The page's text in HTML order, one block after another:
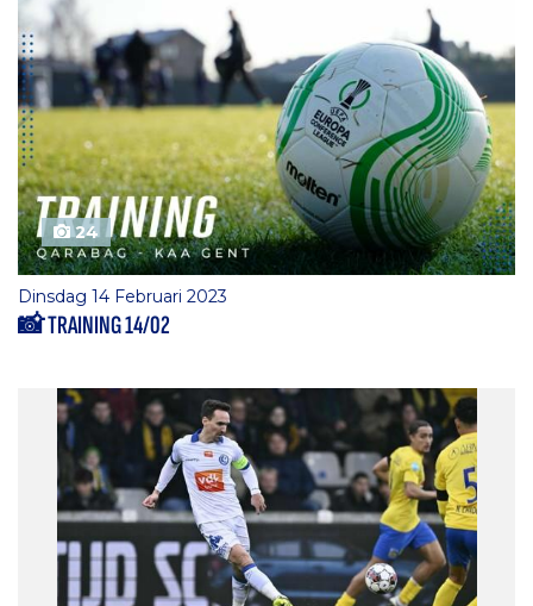
24
Dinsdag 14 Februari 2023
📸 TRAINING 14/02